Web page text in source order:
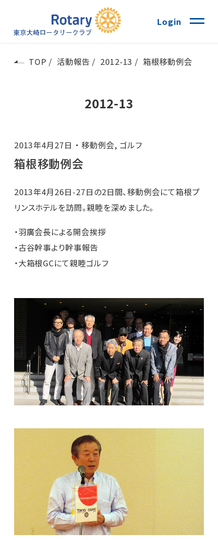
Login
TOP 活動報告 2012-13 箱根移動例会
2012-13
2013年4月27日 移動例会, ゴルフ
箱根移動例会
2013年4月26日-27日の2日間、移動例会にて箱根プ
リンスホテルを訪問。親睦を深めました。
・羽廣会長による開会挨拶
・古谷幹事より幹事報告
・大箱根GCにて親睦ゴルフ